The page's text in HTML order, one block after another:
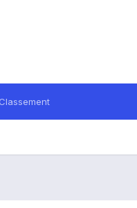
Classement